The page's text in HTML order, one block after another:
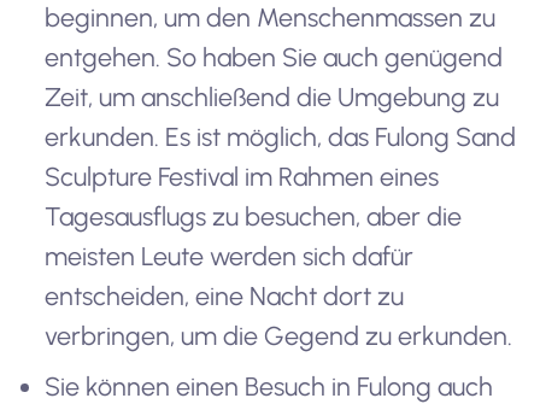
beginnen, um den Menschenmassen zu
entgehen. So haben Sie auch genügend
Zeit, um anschließend die Umgebung zu
erkunden. Es ist möglich, das Fulong Sand
Sculpture Festival im Rahmen eines
Tagesausflugs zu besuchen, aber die
meisten Leute werden sich dafür
entscheiden, eine Nacht dort zu
verbringen, um die Gegend zu erkunden.
Sie können einen Besuch in Fulong auch